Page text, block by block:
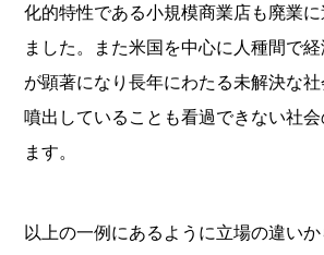
化的特性である小規模商業店も廃業
ました。また米国を中心に人種間で
が顕著になり長年にわたる未解決な
噴出していることも看過できない社
ます。
以上の一例にあるように立場の違い